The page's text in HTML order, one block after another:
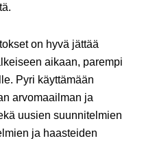
on hyvä jättää
aikaan, parempi
Pyri käyttämään
arvomaailman ja
uusien suunnitelmien
ja haasteiden